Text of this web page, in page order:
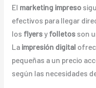
El marketing impreso
efectivos para llegar
los flyersy folletosson
La impresión digital
pequeñas a un precio
según las necesidades